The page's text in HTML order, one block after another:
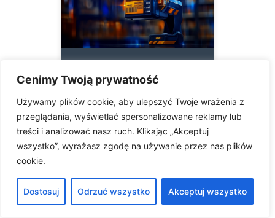
Cenimy Twoją prywatność
Używamy plików cookie, aby ulepszyć Twoje wrażenia z
przeglądania, wyświetlać spersonalizowane reklamy lub
treści i analizować nasz ruch. Klikając „Akceptuj
wszystko”, wyrażasz zgodę na używanie przez nas plików
cookie.
Dostosuj Odrzuć wszystko Akceptuj wszystko
Systemy
Informatyczne W
Magazynie
Kompleksowo zapanuj
nad swoim magazynem!
zaawansowane
oprogramowanie, które